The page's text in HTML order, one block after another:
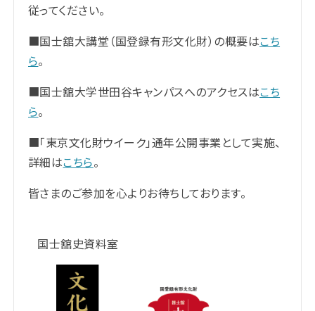
従ってください。
■国士舘大講堂（国登録有形文化財）の概要はこち
ら。
■国士舘大学世田谷キャンパスへのアクセスはこち
ら。
■「東京文化財ウイーク」通年公開事業として実施、
詳細はこちら。
皆さまのご参加を心よりお待ちしております。
国士舘史資料室